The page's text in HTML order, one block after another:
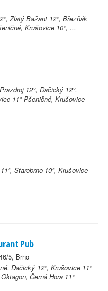
Zlatý Bažant 12°, Březňák
Krušovice 10°, ...
12°, Dačický 12°,
11° Pšeničné, Krušovice
Starobrno 10°, Krušovice
Pub
5, Brno
Dačický 12°, Krušovice 11°
Černá Hora 11°